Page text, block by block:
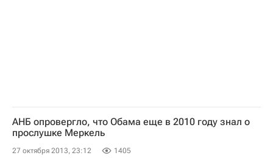
АНБ опровергло, что Обама еще в 2010 году знал о
прослушке Меркель
27 октября 2013, 23:12 1405